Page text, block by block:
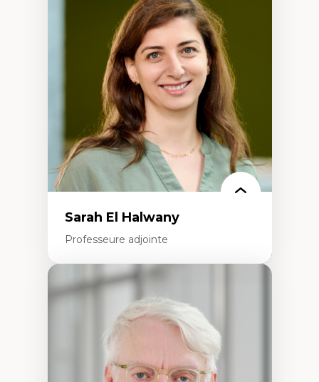
Fragmentation des auditoires médiatiques
Analyse multi-plateforme des auditoires
médiatiques
Analyse des comportements numériques à
travers les données massives et l’IA
Recherche quantitative et qualitative sur
les auditoires médiatiques
Épistémologie des techniques de recherche
numérique et l’IA
Théorie des droits de la personne
La pensée politique d’Hannah Arendt
La pensée politique à l’ère numérique
Justice internationale et normes
internationales
Sarah El Halwany
Professeure adjointe
Expertises
Les apports pédagogiques des théories de
l'affect, du posthumanisme, du féminisme
dans l'éducation aux sciences
L'apprentissage des sciences/STIM dans une
perspective socioécologique de care
L’insertion professionnelle des
enseignant.e.s